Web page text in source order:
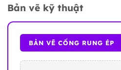
Bản vẽ kỹ thuật
BẢN VẼ CỐNG RUNG ÉP